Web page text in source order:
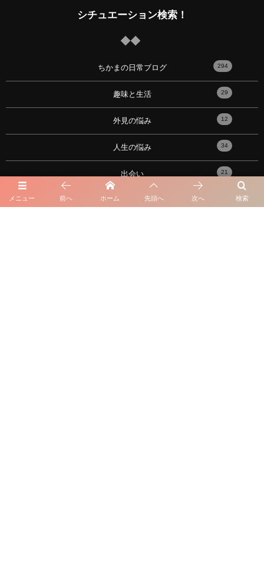
メニュー 検索
前へ ホーム 先頭へ 次へ
シチュエーション検索！
ちかまの日常ブログ 294
趣味と生活 29
外見の悩み 12
人生の悩み 34
出会い 21
性の悩み